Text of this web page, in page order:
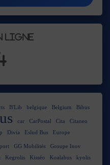
ligne
B'Lib belgique Belgium Bibus
car CarPostal Cita
Citaneo
Divia Eslud Bus Europe
GG Mobilités
Groupe Inov
Kegrolis Kisséo Koalabus
kyolis